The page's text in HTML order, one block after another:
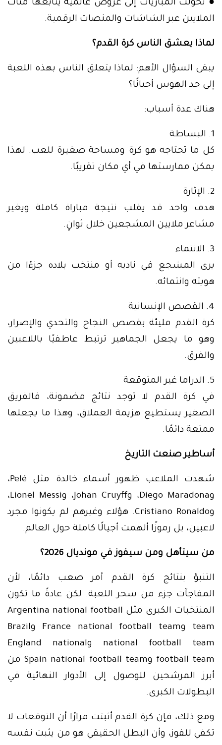
● تحولت المباريات إلى عروض عالمية يتابعها مئات
الملايين عبر الشاشات والمنصات الرقمية.
لماذا يعشق الناس كرة القدم؟
يبقى السؤال الأهم: لماذا يتعلق الناس بهذه اللعبة
إلى حد الهوس أحيانًا؟
هناك عدة أسباب:
1. البساطة
كل ما تحتاجه هو كرة ومساحة صغيرة للعب. لهذا
يمكن ممارستها في أي مكان تقريبًا.
2. الإثارة
هدف واحد قد يقلب نتيجة مباراة كاملة ويغير
مشاعر ملايين المشجعين خلال ثوانٍ.
3. الانتماء
يرى المشجع في ناديه أو منتخب بلاده جزءًا من
هويته وانتمائه.
4. القصص الإنسانية
كرة القدم مليئة بقصص النجاح والتحدي والإصرار،
وهو ما يجعل الجماهير ترتبط عاطفيًا باللاعبين
والفرق.
5. الدراما غير المتوقعة
في كرة القدم لا توجد نتائج مضمونة، فالفريق
الصغير يستطيع هزيمة العملاق، وهذا ما يجعلها
ممتعة دائمًا.
أساطير صنعت التاريخ
شهدت الملاعب ظهور أسماء خالدة مثل Pelé،
وDiego Maradona، وJohan Cruyff، وLionel Messi،
وCristiano Ronaldo. هؤلاء وغيرهم لم يكونوا مجرد
لاعبين، بل رموزًا ألهمت أجيالًا كاملة حول العالم.
من سيتأهل ومن سيفوز في مونديال 2026؟
التنبؤ بنتائج كرة القدم أمر صعب دائمًا، لأن
المفاجآت جزء من سحر اللعبة. لكن عادةً ما تكون
المنتخبات الكبرى مثل Argentina national football
team وFrance national football team وBrazil
national football team وEngland national
football team وSpain national football team من
أبرز المرشحين للوصول إلى الأدوار النهائية في
البطولات الكبرى.
ومع ذلك، فإن كرة القدم أثبتت مرارًا أن التوقعات لا
تكفي للفوز، وأن البطل الحقيقي هو من يثبت نفسه